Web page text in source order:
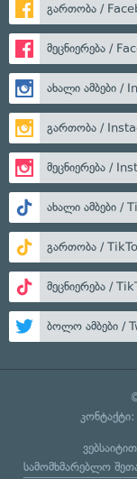
გართობა /
მეცნიერება /
ახალი ამბები /
გართობა /
მეცნიერება /
ახალი ამბები /
გართობა /
მეცნიერება /
ბოლო ამბები /
კონტაქტი:
სამომხმარებლო